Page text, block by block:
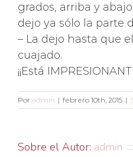
grados, arriba y
dejo ya sólo la parte
– La dejo hasta que
cuajado.
¡¡Está
Por admin | febrero 10th, 2015 |
Sobre el Autor: admin